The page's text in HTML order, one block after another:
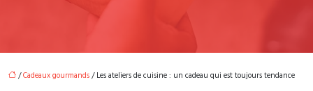
/Cadeaux gourmands/ Les ateliers de cuisine : un cadeau qui est toujours tendance